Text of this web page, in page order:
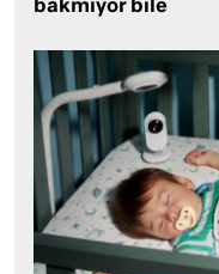
bakmıyor bile